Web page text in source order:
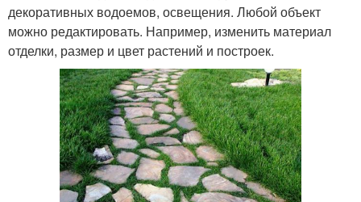
декоративных водоемов, освещения. Любой объект
можно редактировать. Например, изменить материал
отделки, размер и цвет растений и построек.